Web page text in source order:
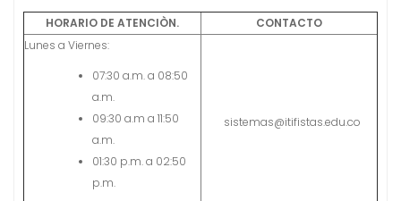
HORARIO DE ATENCIÒN.
CONTACTO
Lunes a Viernes:
07:30 a.m. a 08:50
a.m.
09:30 a.m a 11:50
a.m.
01:30 p.m. a 02:50
p.m.
sistemas@itifistas.edu.co